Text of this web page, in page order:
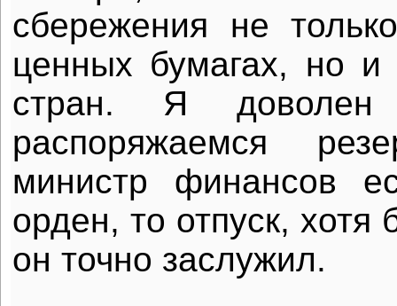
сбережения не
ценных бумагах, но и
стран. Я
распоряжаемся
министр финансов
орден, то отпуск, хотя
он точно заслужил.